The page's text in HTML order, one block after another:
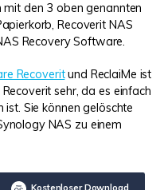
mit den 3 oben genannten
Recoverit NAS
Recovery Software.
Recoveritund ReclaiMe ist
sehr, da es einfach
Sie können gelöschte
NAS zu einem
Kostenloser Download